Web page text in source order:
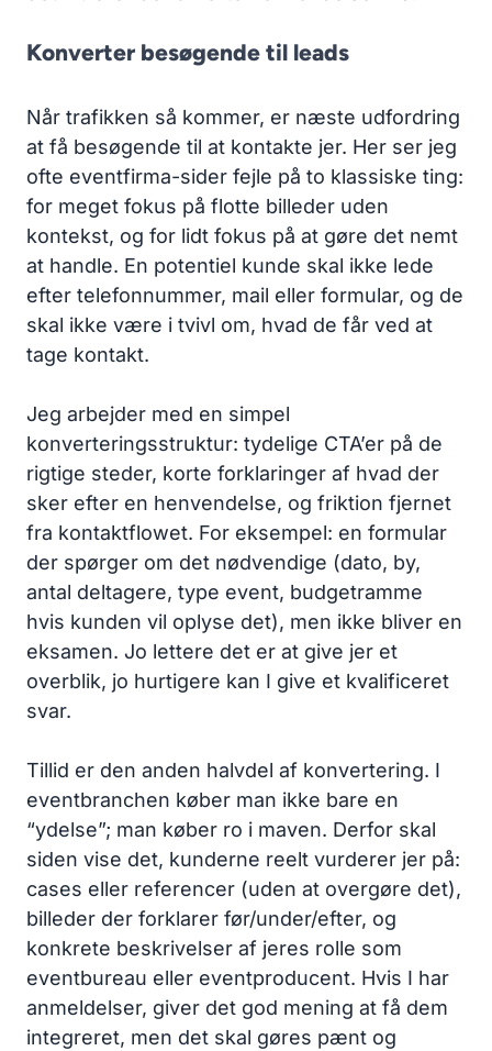
Konverter besøgende til leads
Når trafikken så kommer, er næste udfordring
at få besøgende til at kontakte jer. Her ser jeg
ofte eventfirma-sider fejle på to klassiske ting:
for meget fokus på flotte billeder uden
kontekst, og for lidt fokus på at gøre det nemt
at handle. En potentiel kunde skal ikke lede
efter telefonnummer, mail eller formular, og de
skal ikke være i tvivl om, hvad de får ved at
tage kontakt.
Jeg arbejder med en simpel
konverteringsstruktur: tydelige CTA’er på de
rigtige steder, korte forklaringer af hvad der
sker efter en henvendelse, og friktion fjernet
fra kontaktflowet. For eksempel: en formular
der spørger om det nødvendige (dato, by,
antal deltagere, type event, budgetramme
hvis kunden vil oplyse det), men ikke bliver en
eksamen. Jo lettere det er at give jer et
overblik, jo hurtigere kan I give et kvalificeret
svar.
Tillid er den anden halvdel af konvertering. I
eventbranchen køber man ikke bare en
“ydelse”; man køber ro i maven. Derfor skal
siden vise det, kunderne reelt vurderer jer på:
cases eller referencer (uden at overgøre det),
billeder der forklarer før/under/efter, og
konkrete beskrivelser af jeres rolle som
eventbureau eller eventproducent. Hvis I har
anmeldelser, giver det god mening at få dem
integreret, men det skal gøres pænt og